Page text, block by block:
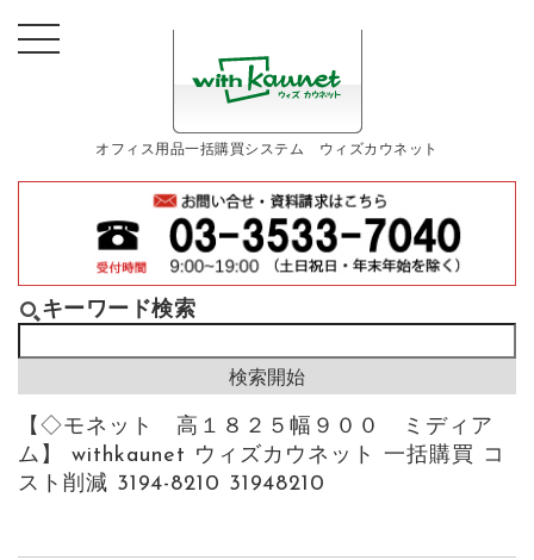
オフィス用品一括購買システム ウィズカウネット
キーワード検索
【◇モネット 高１８２５幅９００ ミディア
ム】 withkaunet ウィズカウネット 一括購買 コ
スト削減 3194-8210 31948210